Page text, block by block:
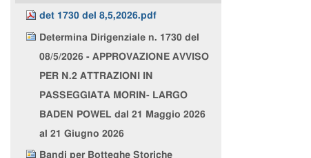
det 1730 del 8,5,2026.pdf
Determina Dirigenziale n. 1730 del
08/5/2026 - APPROVAZIONE AVVISO
PER N.2 ATTRAZIONI IN
PASSEGGIATA MORIN- LARGO
BADEN POWEL dal 21 Maggio 2026
al 21 Giugno 2026
Bandi per Botteghe Storiche